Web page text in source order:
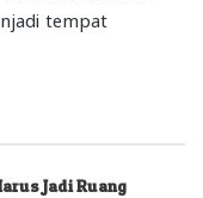
tempat
Jadi Ruang